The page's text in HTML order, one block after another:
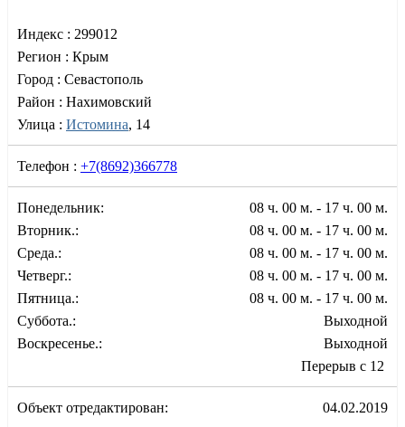
Индекс : 299012
Регион : Крым
Город : Севастополь
Район : Нахимовский
Улица : Истомина, 14
Телефон : +7(8692)366778
Понедельник:
08 ч. 00 м. - 17 ч. 00 м.
Вторник.:
08 ч. 00 м. - 17 ч. 00 м.
Среда.:
08 ч. 00 м. - 17 ч. 00 м.
Четверг.:
08 ч. 00 м. - 17 ч. 00 м.
Пятница.:
08 ч. 00 м. - 17 ч. 00 м.
Суббота.:
Выходной
Воскресенье.:
Выходной
Перерыв с 12
Объект отредактирован: 04.02.2019